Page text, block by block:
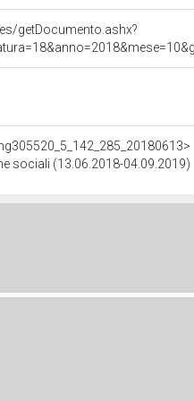
getDocumento.ashx?
sociali (13.06.2018-04.09.2019)